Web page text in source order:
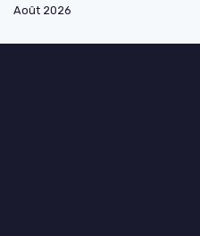
Août 2026